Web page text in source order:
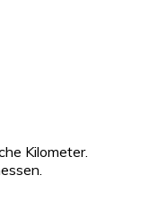
Kilometer.